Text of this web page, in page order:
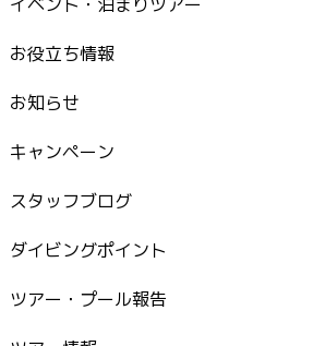
お役立ち情報
お知らせ
キャンペーン
スタッフブログ
ダイビングポイント
ツアー・プール報告